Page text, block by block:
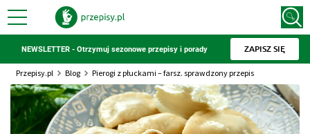
NEWSLETTER - Otrzymuj sezonowe przepisy i porady ZAPISZ SIĘ
Przepisy.pl Blog Pierogi z płuckami – farsz. sprawdzony przepis